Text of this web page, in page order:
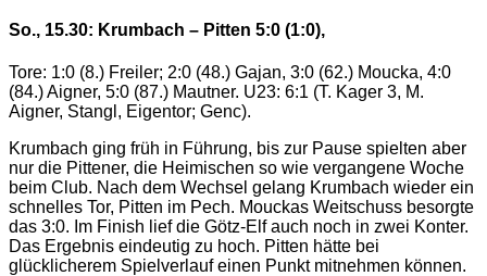
So., 15.30: Krumbach – Pitten 5:0 (1:0),
Tore: 1:0 (8.) Freiler; 2:0 (48.) Gajan, 3:0 (62.) Moucka, 4:0
(84.) Aigner, 5:0 (87.) Mautner. U23: 6:1 (T. Kager 3, M.
Aigner, Stangl, Eigentor; Genc).
Krumbach ging früh in Führung, bis zur Pause spielten aber
nur die Pittener, die Heimischen so wie vergangene Woche
beim Club. Nach dem Wechsel gelang Krumbach wieder ein
schnelles Tor, Pitten im Pech. Mouckas Weitschuss besorgte
das 3:0. Im Finish lief die Götz-Elf auch noch in zwei Konter.
Das Ergebnis eindeutig zu hoch. Pitten hätte bei
glücklicherem Spielverlauf einen Punkt mitnehmen können.